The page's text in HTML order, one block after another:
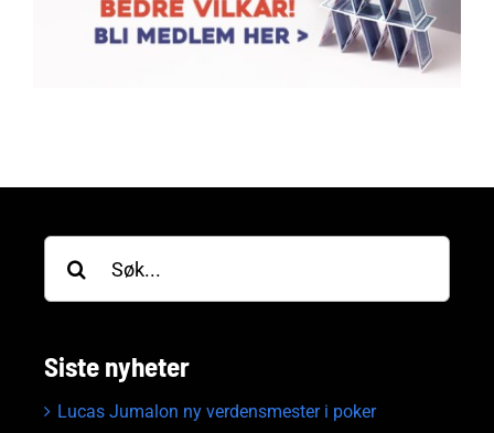
Søk
etter:
Siste nyheter
Lucas Jumalon ny verdensmester i poker